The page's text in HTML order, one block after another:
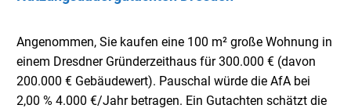
Angenommen, Sie kaufen eine 100 m² große Wohnung in
einem Dresdner Gründerzeithaus für 300.000 € (davon
200.000 € Gebäudewert). Pauschal würde die AfA bei
2,00 % 4.000 €/Jahr betragen. Ein Gutachten schätzt die